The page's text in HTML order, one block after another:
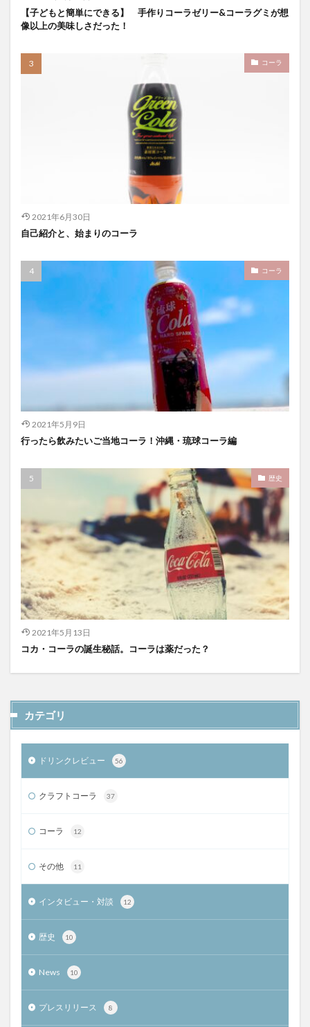
【子どもと簡単にできる】 手作りコーラゼリー&コーラグミが想
像以上の美味しさだった！
コーラ
2021年6月30日
自己紹介と、始まりのコーラ
コーラ
2021年5月9日
行ったら飲みたいご当地コーラ！沖縄・琉球コーラ編
歴史
2021年5月13日
コカ・コーラの誕生秘話。コーラは薬だった？
カテゴリ
ドリンクレビュー 56
クラフトコーラ 37
コーラ 12
その他 11
インタビュー・対談 12
歴史 10
News 10
プレスリリース 8